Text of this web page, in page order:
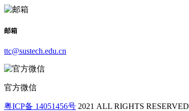
邮箱
ttc@sustech.edu.cn
官方微信
粤ICP备 14051456号 2021 ALL RIGHTS RESERVED